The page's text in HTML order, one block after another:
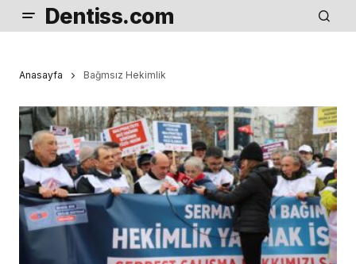
Dentiss.com
Anasayfa Bağmsız Hekimlik